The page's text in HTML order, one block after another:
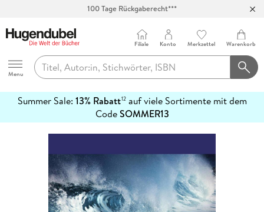
100 Tage Rückgaberecht***
Hugendubel
Menu
Filiale Konto Merkzettel Warenkorb
Summer Sale: 13% Rabatt12auf viele Sortimente mit dem
CodeSOMMER13
erfahren